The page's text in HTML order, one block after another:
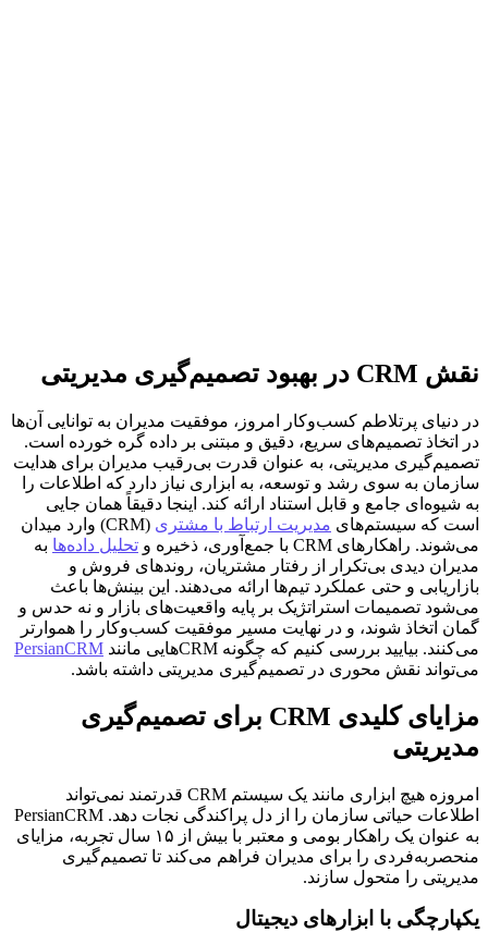
نقش CRM در بهبود تصمیم‌گیری مدیریتی
در دنیای پرتلاطم کسب‌وکار امروز، موفقیت مدیران به توانایی آن‌ها
در اتخاذ تصمیم‌های سریع، دقیق و مبتنی بر داده گره خورده است.
تصمیم‌گیری مدیریتی، به عنوان قدرت بی‌رقیب مدیران برای هدایت
سازمان به سوی رشد و توسعه، به ابزاری نیاز دارد که اطلاعات را
به شیوه‌ای جامع و قابل استناد ارائه کند. اینجا دقیقاً همان جایی
است که سیستم‌های مدیریت ارتباط با مشتری
(CRM) وارد میدان
می‌شوند. راهکارهای CRM با جمع‌آوری، ذخیره و
تحلیل داده‌ها به
مدیران دیدی بی‌تکرار از رفتار مشتریان، روندهای فروش و
بازاریابی و حتی عملکرد تیم‌ها ارائه می‌دهند. این بینش‌ها باعث
می‌شود تصمیمات استراتژیک بر پایه واقعیت‌های بازار و نه حدس و
گمان اتخاذ شوند، و در نهایت مسیر موفقیت کسب‌وکار را هموارتر
می‌کنند. بیایید بررسی کنیم که چگونه CRMهایی مانند
PersianCRM
می‌تواند نقش محوری در تصمیم‌گیری مدیریتی داشته باشد.
مزایای کلیدی CRM برای تصمیم‌گیری
مدیریتی
امروزه هیچ ابزاری مانند یک سیستم CRM قدرتمند نمی‌تواند
اطلاعات حیاتی سازمان را از دل پراکندگی نجات دهد. PersianCRM
به عنوان یک راهکار بومی و معتبر با بیش از ۱۵ سال تجربه، مزایای
منحصربه‌فردی را برای مدیران فراهم می‌کند تا تصمیم‌گیری
مدیریتی را متحول سازند.
یکپارچگی با ابزارهای دیجیتال